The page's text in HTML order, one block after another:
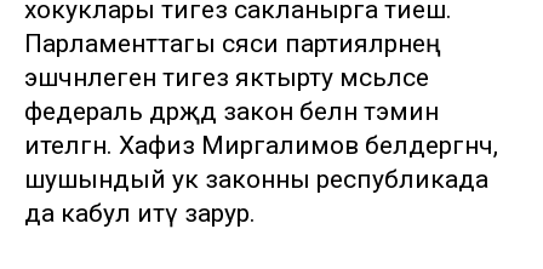
хокуклары тигез сакланырга тиеш.
Парламенттагы сәяси партияләрнең
эшчәнлеген тигез яктырту мәсьәләсе
федераль дәрәҗәдә закон белән тәэмин
ителгән. Хафиз Миргалимов белдергәнчә,
шушындый ук законны республикада
да кабул итү зарур.